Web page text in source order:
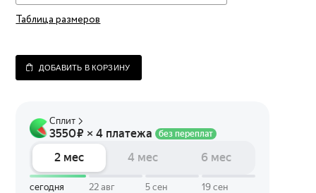
Таблица размеров
ДОБАВИТЬ В КОРЗИНУ